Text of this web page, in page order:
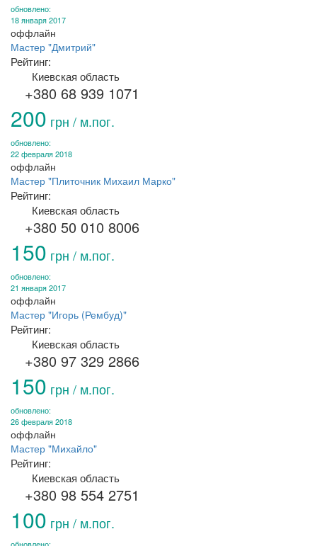
обновлено:
18 января 2017
оффлайн
Мастер "Дмитрий"
Рейтинг:
Киевская область
+380 68 939 1071
200 грн / м.пог.
обновлено:
22 февраля 2018
оффлайн
Мастер "Плиточник Михаил Марко"
Рейтинг:
Киевская область
+380 50 010 8006
150 грн / м.пог.
обновлено:
21 января 2017
оффлайн
Мастер "Игорь (Рембуд)"
Рейтинг:
Киевская область
+380 97 329 2866
150 грн / м.пог.
обновлено:
26 февраля 2018
оффлайн
Мастер "Михайло"
Рейтинг:
Киевская область
+380 98 554 2751
100 грн / м.пог.